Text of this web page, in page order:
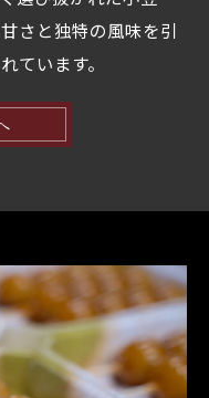
さと独特の風味を引
ています。